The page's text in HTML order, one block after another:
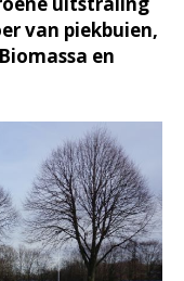
van piekbuien,
en